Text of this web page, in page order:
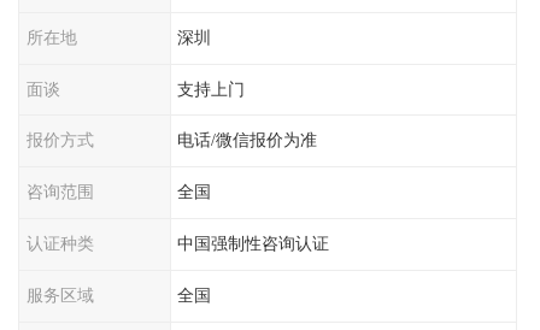
所在地 深圳
面谈 支持上门
报价方式 电话/微信报价为准
咨询范围 全国
认证种类 中国强制性咨询认证
服务区域 全国